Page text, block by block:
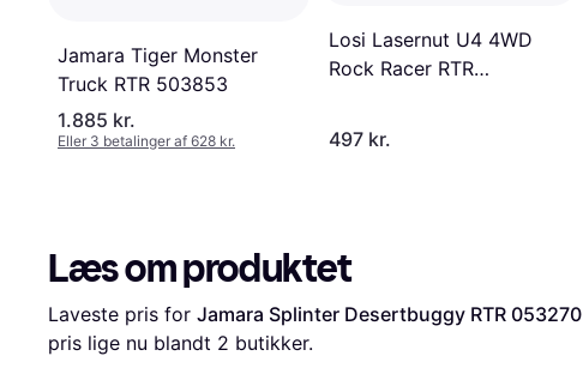
Jamara Tiger Monster
Truck RTR 503853
1.885 kr.
Eller 3 betalinger af 628 kr.
Losi Lasernut U4 4WD
Rock Racer RTR
497 kr.
Læs om produktet
Laveste pris for Jamara Splinter Desertbuggy RTR 053270
pris lige nu blandt 2 butikker.